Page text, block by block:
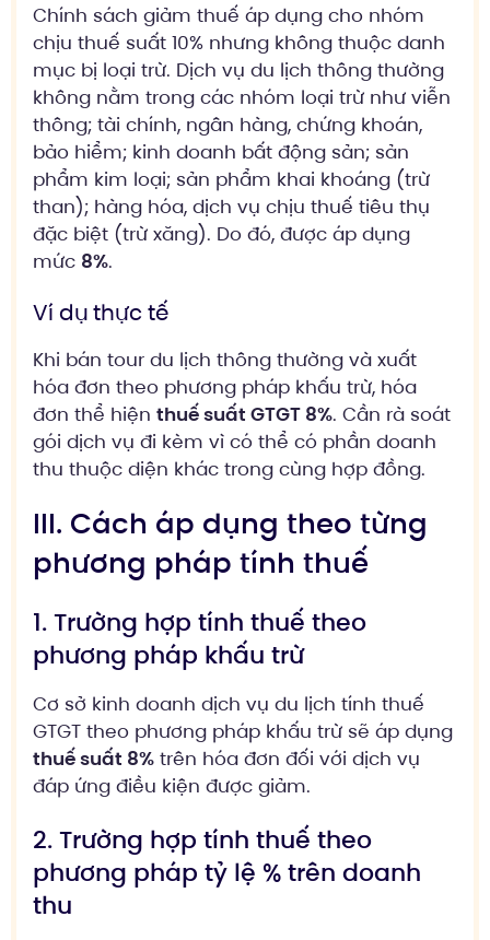
Chính sách giảm thuế áp dụng cho nhóm
chịu thuế suất 10% nhưng không thuộc danh
mục bị loại trừ. Dịch vụ du lịch thông thường
không nằm trong các nhóm loại trừ như viễn
thông; tài chính, ngân hàng, chứng khoán,
bảo hiểm; kinh doanh bất động sản; sản
phẩm kim loại; sản phẩm khai khoáng (trừ
than); hàng hóa, dịch vụ chịu thuế tiêu thụ
đặc biệt (trừ xăng). Do đó, được áp dụng
mức 8%.
Ví dụ thực tế
Khi bán tour du lịch thông thường và xuất
hóa đơn theo phương pháp khấu trừ, hóa
đơn thể hiện thuế suất GTGT 8%. Cần rà soát
gói dịch vụ đi kèm vì có thể có phần doanh
thu thuộc diện khác trong cùng hợp đồng.
III. Cách áp dụng theo từng
phương pháp tính thuế
1. Trường hợp tính thuế theo
phương pháp khấu trừ
Cơ sở kinh doanh dịch vụ du lịch tính thuế
GTGT theo phương pháp khấu trừ sẽ áp dụng
thuế suất 8% trên hóa đơn đối với dịch vụ
đáp ứng điều kiện được giảm.
2. Trường hợp tính thuế theo
phương pháp tỷ lệ % trên doanh
thu